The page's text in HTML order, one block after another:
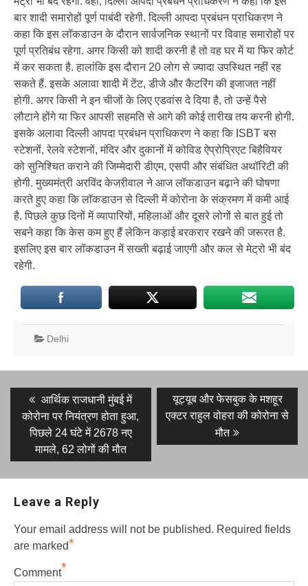
बार शादी समारोहों पूर्ण पाबंदी रहेगी. दिल्ली आपदा प्रबंधन प्राधिकरण ने
कहा कि इस लॉकडाउन के दौरान सार्वजनिक स्थानों पर विवाह समारोहों पर
पूर्ण प्रतिबंध रहेगा. अगर किसी को शादी करनी है तो वह घर में या फिर कोर्ट
में कर सकता है. हालांकि इस दौरान 20 लोग से ज्यादा उपस्थित नहीं रह
सकते हैं. इसके अलावा शादी में टेंट, डीजे और कैटरिंग की इजाजत नहीं
होगी. अगर किसी ने इन चीजों के लिए एडवांस दे दिया है, तो उन्‍हें पैसे
लौटाने होंगे या फिर आपसी सहमति से आगे की कोई तारीख तय करनी होगी.
इसके अलावा दिल्ली आपदा प्रबंधन प्राधिकरण ने कहा कि ISBT बस
स्टेशनों, रेलवे स्टेशनों, मंदिर और दुकानों में कोविड ऐप्रोप्रिएट बिहैवियर
को सुनिश्चित कराने की जिम्मेदारी डीएम, एसपी और संबंधित अथॉरिटी की
होगी. मुख्यमंत्री अरविंद केजरीवाल ने आज लॉकडाउन बढ़ाने की घोषणा
करते हुए कहा कि लॉकडाउन से दिल्ली में कोरोना के संक्रमण में कमी आई
है. पिछले कुछ दिनों में व्यापारियों, महिलाओं और दूसरे लोगों से बात हुई तो
सबने कहा कि केस कम हुए हैं लेकिन कड़ाई बरकरार रखने की जरूरत है.
इसलिए इस बार लॉकडाउन में सख्ती बढ़ाई जाएगी और कल से मेट्रो भी बंद
रहेगी.
Delhi
Post
navigation
Previous
post:
आर्थिक राजधानी मुंबई में
कोरोना पर नियंत्रण होता हुआ,
पिछले 24 घंटे में 2678 नए
मामले, 62 लोगों की मौत
Next
post:
यूट्यूब और फेसबुक के मशहूर
एक्टर राहुल वोहरा की कोरोना से
मौत
Leave a Reply
Your email address will not be published. Required fields
are marked*
Comment*